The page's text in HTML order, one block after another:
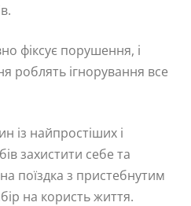
фіксує порушення, і
роблять ігнорування все
із найпростіших і
захистити себе та
поїздка з пристебнутим
на користь життя.